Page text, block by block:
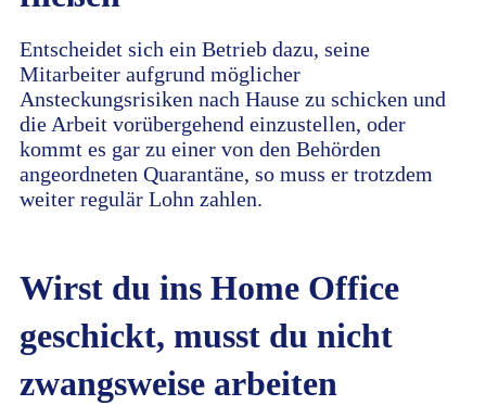
Entscheidet sich ein Betrieb dazu, seine
Mitarbeiter aufgrund möglicher
Ansteckungsrisiken nach Hause zu schicken und
die Arbeit vorübergehend einzustellen, oder
kommt es gar zu einer von den Behörden
angeordneten Quarantäne, so muss er trotzdem
weiter regulär Lohn zahlen.
Wirst du ins Home Office
geschickt, musst du nicht
zwangsweise arbeiten